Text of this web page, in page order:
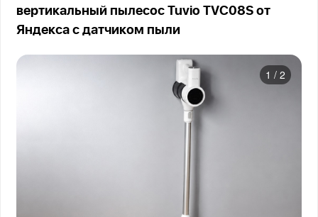
вертикальный пылесос Tuvio TVC08S от
Яндекса с датчиком пыли
1 / 2